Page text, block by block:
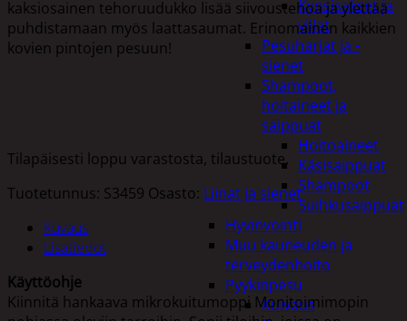
Kynsisakset ja
viilat
Pesuharjat ja -
sienet
Shampoot,
hoitaineet ja
saippuat
Hoitoaineet
Käsisaippuat
Shampoot
Suihkusaippuat
Hyvinvointi
Muu kauneuden ja
terveydenhoito
Pyykinpesu
Kuivaus
kaksiosainen tehoruudukko lisää siivoustehoa ja ylettää
puhdistamaan myös laattasaumat. Erinomainen kaikkien
kovien pintojen pesuun!
Tilapäisesti loppu varastosta, tilaustuote.
Tuotetunnus: S3459 Osasto: Liinat ja sienet
Kuvaus
Lisätiedot
Käyttöohje
Kiinnitä hankaava mikrokuitumoppi Monitoimimopin